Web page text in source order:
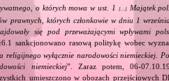
o których mowa w ust. 1
[…]Majątek
prawnych, których członkowie w dniu 1
się pod przeważającymi wpływami
sankcjonowano rasową politykę wobec
religijnego wyłącznie narodowości niemieckiej.
niemieckiej”. Zaraz potem,
umieszczono w obozach